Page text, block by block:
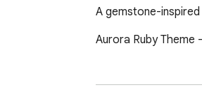
A gemstone-
Aurora Ruby